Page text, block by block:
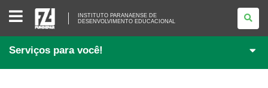
INSTITUTO
PARANAENSE
DE
<BR>DESENVOLVIMENTO
INSTITUTO PARANAENSE DE
DESENVOLVIMENTO EDUCACIONAL
Serviços para você!